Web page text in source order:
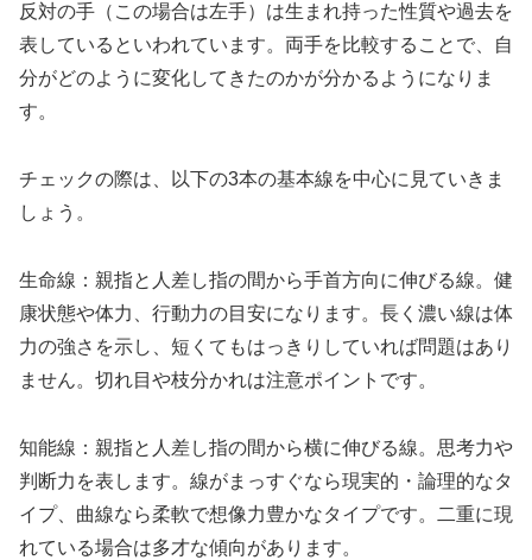
反対の手（この場合は左手）は生まれ持った性質や過去を
表しているといわれています。両手を比較することで、自
分がどのように変化してきたのかが分かるようになりま
す。
チェックの際は、以下の3本の基本線を中心に見ていきま
しょう。
生命線：親指と人差し指の間から手首方向に伸びる線。健
康状態や体力、行動力の目安になります。長く濃い線は体
力の強さを示し、短くてもはっきりしていれば問題はあり
ません。切れ目や枝分かれは注意ポイントです。
知能線：親指と人差し指の間から横に伸びる線。思考力や
判断力を表します。線がまっすぐなら現実的・論理的なタ
イプ、曲線なら柔軟で想像力豊かなタイプです。二重に現
れている場合は多才な傾向があります。